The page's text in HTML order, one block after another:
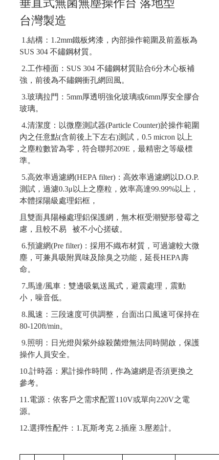
垂直式無菌無塵操作台 落地型
台灣製造
1.結構： 1.2mm鐵板烤漆，內部操作範圍及前蓋板為
SUS 304 不鏽鋼材質。
2.工作檯面： SUS 304 不鏽鋼材質貼合6分木心板補
強，前後為不鏽鋼衝孔網回風。
3.玻璃拉門： 5mm厚透明強化玻璃或6mm厚安全膠合
玻璃。
4.清潔度：以微塵測試器(Particle Counter)於操作範圍
內之任意點(含前後上下左右)測試， 0.5 micron 以上
之塵粒數皆為零，符合聯邦209E ，最精密之等級標
準。
5.高效率過濾網(HEPA filter) ：高效率過濾網以D.O.P.
測試，過濾0.3μ以上之塵粒，效率高達99.99%以上，
本體採陽級處理鋁框，
且雙面具陽極處理鋁保護網，無木框受潮變形發霉之
慮，且較不易
被不小心搓破。
6.預濾網(Pre filter) ： 採用不織布材質，可過濾較大微
塵，可兼具吸附異味及除臭之功能，延長HEPA壽
命。
7.馬達/風車：雙邊吸氣送風式，避震處理，震動
小，噪音低。
8.風速：三段速度可供調整，台面出口風速可保持在
80-120ft/min。
9.照明：日光燈與紫外線殺菌燈無法同時開啟，保護
操作人員安全。
10.計時器：累計操作時間，作為濾網是否須更換之
參考。
11.電源：依客戶之需求配置110V或單向220V之電
源。
12.選擇性配件： 1.瓦斯考克 2.插座 3.壓差計。